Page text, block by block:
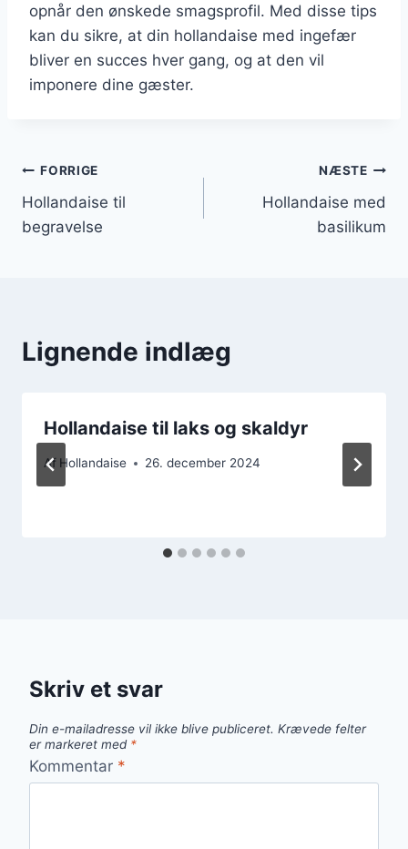
opnår den ønskede smagsprofil. Med disse tips
kan du sikre, at din hollandaise med ingefær
bliver en succes hver gang, og at den vil
imponere dine gæster.
Indlægsnavigation
FORRIGE
Hollandaise til
begravelse
NÆSTE
Hollandaise med
basilikum
Lignende indlæg
Hollandaise til laks og skaldyr
Af Hollandaise 26. december 2024
Skriv et svar
Din e-mailadresse vil ikke blive publiceret. Krævede felter
er markeret med *
Kommentar *